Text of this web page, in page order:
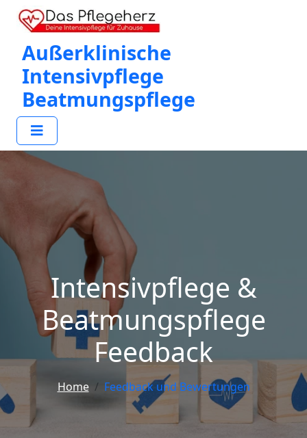
Außerklinische
Intensivpflege
Beatmungspflege
Intensivpflege &
Beatmungspflege
Feedback
Home Feedback und Bewertungen